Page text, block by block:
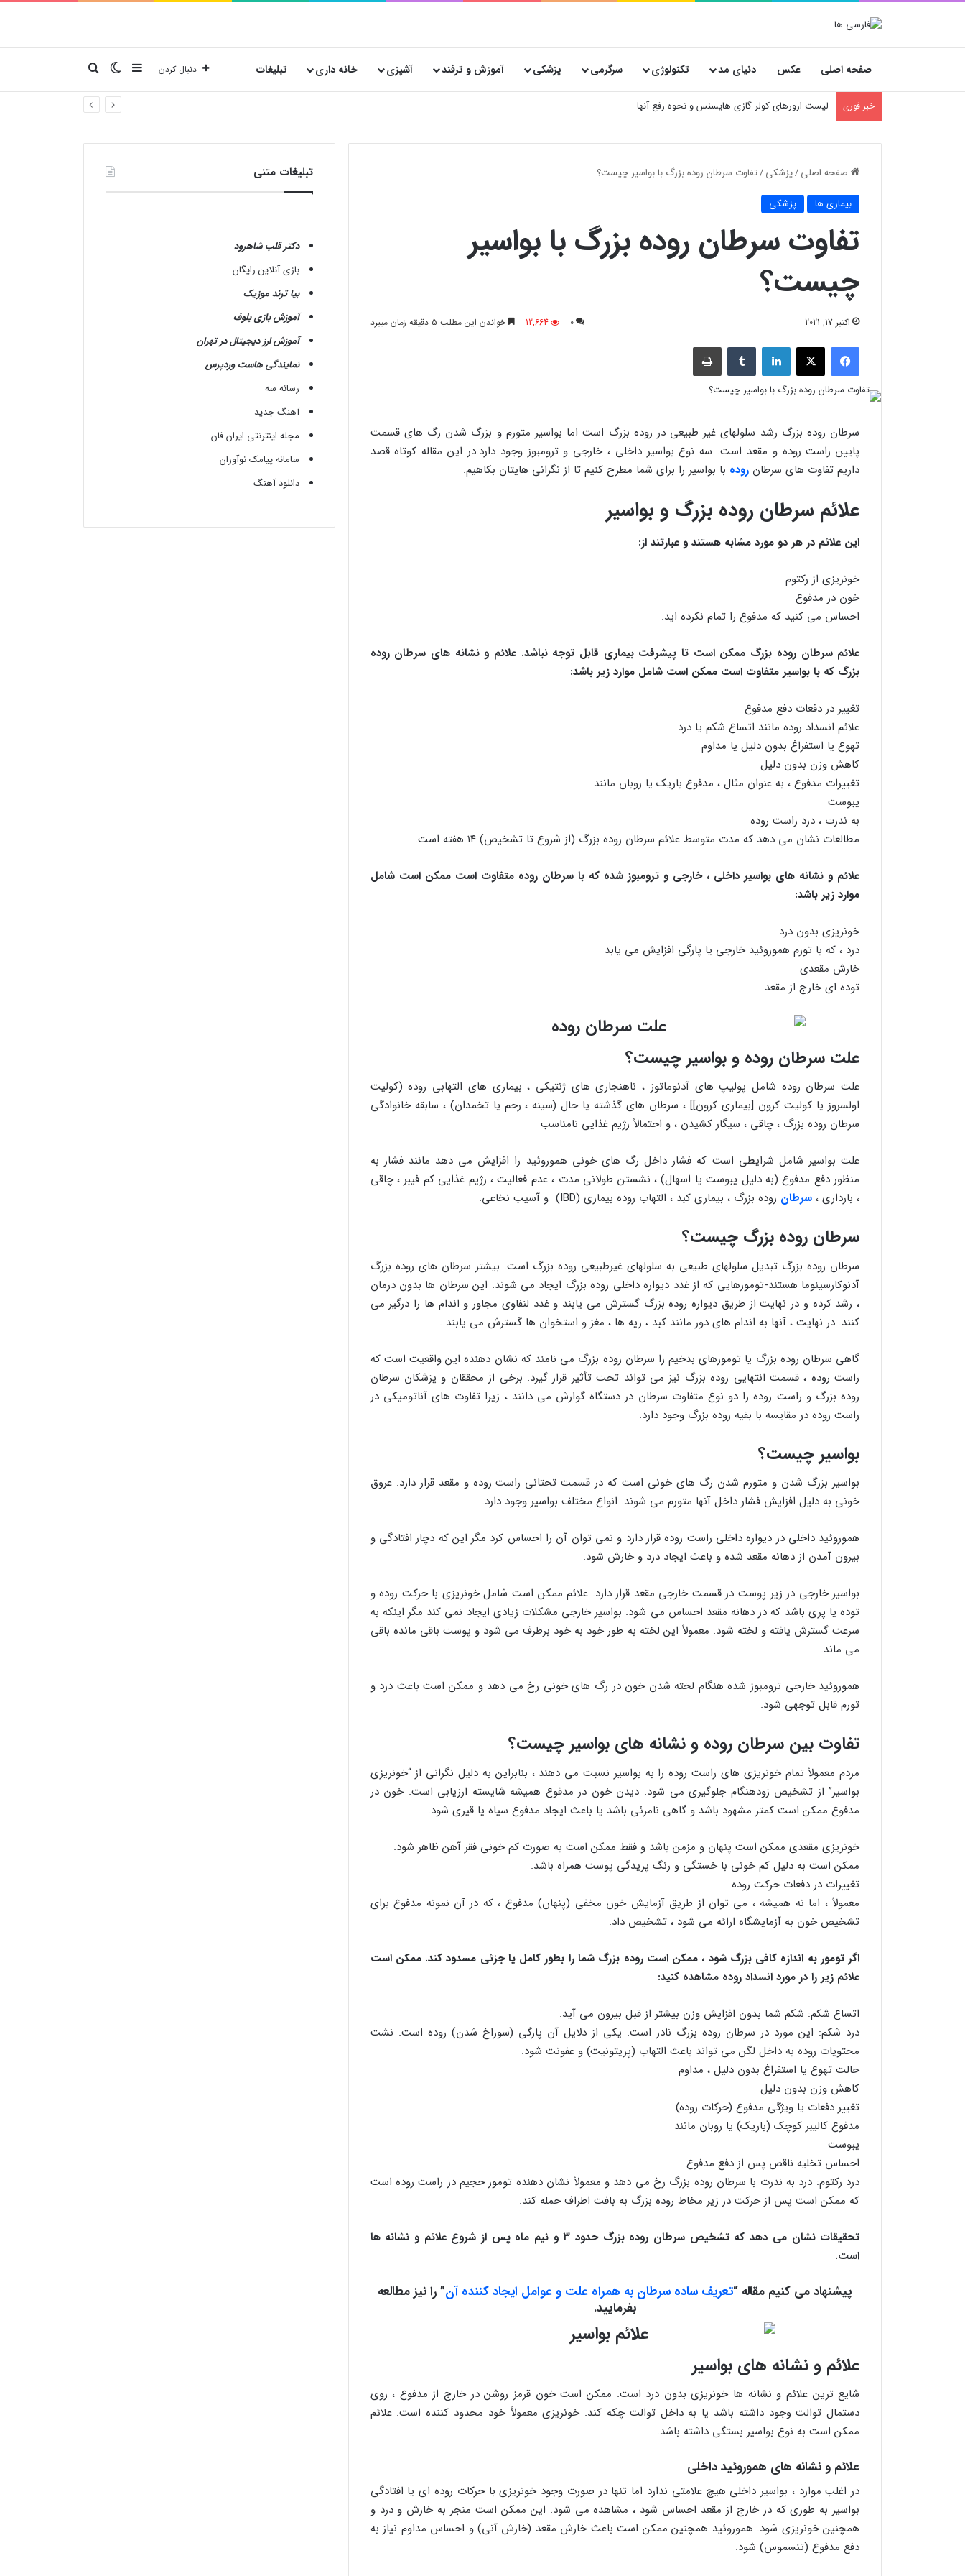
صفحه اصلی عکس دنیای مد تکنولوژی سرگرمی پزشکی آموزش و ترفند آشپزی خانه داری تبلیغات دنبال کردن نوارکناریتغییر پوسته
جستجو برای
خبر فوری آموزش تعویض فیلتر کولر گازی جنرال مکس
صفحه اصلی/پزشکی/تفاوت سرطان روده بزرگ با بواسیر چیست؟
بیماری ها پزشکی
تفاوت سرطان روده بزرگ با بواسیر
چیست؟
اکتبر 17, 2021 0
12,664 خواندن این مطلب 5 دقیقه زمان میبرد
فیسبوک X لینکدین ‫تامبلر چاپ
سرطان روده بزرگ رشد سلولهای غیر طبیعی در روده بزرگ است اما بواسیر متورم و بزرگ شدن رگ های قسمت
پایین راست روده و مقعد است. سه نوع بواسیر داخلی ، خارجی و ترومبوز وجود دارد.در این مقاله کوتاه قصد
داریم تفاوت های سرطان روده با بواسیر را برای شما مطرح کنیم تا از نگرانی هایتان بکاهیم.
علائم سرطان روده بزرگ و بواسیر
این علائم در هر دو مورد مشابه هستند و عبارتند از:
خونریزی از رکتوم
خون در مدفوع
احساس می کنید که مدفوع را تمام نکرده اید.
علائم سرطان روده بزرگ ممکن است تا پیشرفت بیماری قابل توجه نباشد. علائم و نشانه های سرطان روده
بزرگ که با بواسیر متفاوت است ممکن است شامل موارد زیر باشد:
تغییر در دفعات دفع مدفوع
علائم انسداد روده مانند اتساع شکم یا درد
تهوع یا استفراغ بدون دلیل یا مداوم
کاهش وزن بدون دلیل
تغییرات مدفوع ، به عنوان مثال ، مدفوع باریک یا روبان مانند
یبوست
به ندرت ، درد راست روده
مطالعات نشان می دهد که مدت متوسط ​​علائم سرطان روده بزرگ (از شروع تا تشخیص) ۱۴ هفته است.
علائم و نشانه های بواسیر داخلی ، خارجی و ترومبوز شده که با سرطان روده متفاوت است ممکن است شامل
موارد زیر باشد:
خونریزی بدون درد
درد ، که با تورم هموروئید خارجی یا پارگی افزایش می یابد
خارش مقعدی
توده ای خارج از مقعد
علت سرطان روده و بواسیر چیست؟
علت سرطان روده شامل پولیپ های آدنوماتوز ، ناهنجاری های ژنتیکی ، بیماری های التهابی روده (کولیت
اولسروز یا کولیت کرون [بیماری کرون]] ، سرطان های گذشته یا حال (سینه ، رحم یا تخمدان) ، سابقه خانوادگی
سرطان روده بزرگ ، چاقی ، سیگار کشیدن ، و احتمالاً رژیم غذایی نامناسب
علت بواسیر شامل شرایطی است که فشار داخل رگ های خونی هموروئید را افزایش می دهد مانند فشار به
منظور دفع مدفوع (به دلیل یبوست یا اسهال) ، نشستن طولانی مدت ، عدم فعالیت ، رژیم غذایی کم فیبر ، چاقی
، بارداری ، سرطان روده بزرگ ، بیماری کبد ، التهاب روده بیماری (IBD) و آسیب نخاعی.
سرطان روده بزرگ چیست؟
سرطان روده بزرگ تبدیل سلولهای طبیعی به سلولهای غیرطبیعی روده بزرگ است. بیشتر سرطان های روده بزرگ
آدنوکارسینوما هستند-تومورهایی که از غدد دیواره داخلی روده بزرگ ایجاد می شوند. این سرطان ها بدون درمان
، رشد کرده و در نهایت از طریق دیواره روده بزرگ گسترش می یابند و غدد لنفاوی مجاور و اندام ها را درگیر می
کنند. در نهایت ، آنها به اندام های دور مانند کبد ، ریه ها ، مغز و استخوان ها گسترش می یابند .
گاهی سرطان روده بزرگ یا تومورهای بدخیم را سرطان روده بزرگ می نامند که نشان دهنده این واقعیت است که
راست روده ، قسمت انتهایی روده بزرگ نیز می تواند تحت تأثیر قرار گیرد. برخی از محققان و پزشکان سرطان
روده بزرگ و راست روده را دو نوع متفاوت سرطان در دستگاه گوارش می دانند ، زیرا تفاوت های آناتومیکی در
راست روده در مقایسه با بقیه روده بزرگ وجود دارد.
بواسیر چیست؟
بواسیر بزرگ شدن و متورم شدن رگ های خونی است که در قسمت تحتانی راست روده و مقعد قرار دارد. عروق
خونی به دلیل افزایش فشار داخل آنها متورم می شوند. انواع مختلف بواسیر وجود دارد.
هموروئید داخلی در دیواره داخلی راست روده قرار دارد و نمی توان آن را احساس کرد مگر این که دچار افتادگی و
بیرون آمدن از دهانه مقعد شده و باعث ایجاد درد و خارش شود.
بواسیر خارجی در زیر پوست در قسمت خارجی مقعد قرار دارد. علائم ممکن است شامل خونریزی با حرکت روده و
توده یا پری باشد که در دهانه مقعد احساس می شود. بواسیر خارجی مشکلات زیادی ایجاد نمی کند مگر اینکه به
سرعت گسترش یافته و لخته شود. معمولاً این لخته به طور خود به خود برطرف می شود و پوست باقی مانده باقی
می ماند.
هموروئید خارجی ترومبوز شده هنگام لخته شدن خون در رگ های خونی رخ می دهد و ممکن است باعث درد و
تورم قابل توجهی شود.
تفاوت بین سرطان روده و نشانه های بواسیر چیست؟
مردم معمولاً تمام خونریزی های راست روده را به بواسیر نسبت می دهند ، بنابراین به دلیل نگرانی از “خونریزی
بواسیر” از تشخیص زودهنگام جلوگیری می شود. دیدن خون در مدفوع همیشه شایسته ارزیابی است. خون در
مدفوع ممکن است کمتر مشهود باشد و گاهی نامرئی باشد یا باعث ایجاد مدفوع سیاه یا قیری شود.
خونریزی مقعدی ممکن است پنهان و مزمن باشد و فقط ممکن است به صورت کم خونی فقر آهن ظاهر شود.
ممکن است به دلیل کم خونی با خستگی و رنگ پریدگی پوست همراه باشد.
تغییرات در دفعات حرکت روده
معمولاً ، اما نه همیشه ، می توان از طریق آزمایش خون مخفی (پنهان) مدفوع ، که در آن نمونه مدفوع برای
تشخیص خون به آزمایشگاه ارائه می شود ، تشخیص داد.
اگر تومور به اندازه کافی بزرگ شود ، ممکن است روده بزرگ شما را بطور کامل یا جزئی مسدود کند. ممکن است
علائم زیر را در مورد انسداد روده مشاهده کنید:
اتساع شکم: شکم شما بدون افزایش وزن بیشتر از قبل بیرون می آید.
درد شکم: این مورد در سرطان روده بزرگ نادر است. یکی از دلایل آن پارگی (سوراخ شدن) روده است. نشت
محتویات روده به داخل لگن می تواند باعث التهاب (پریتونیت) و عفونت شود.
حالت تهوع یا استفراغ بدون دلیل ، مداوم
کاهش وزن بدون دلیل
تغییر دفعات یا ویژگی مدفوع (حرکات روده)
مدفوع کالیبر کوچک (باریک) یا روبان مانند
یبوست
احساس تخلیه ناقص پس از دفع مدفوع
درد رکتوم: درد به ندرت با سرطان روده بزرگ رخ می دهد و معمولاً نشان دهنده تومور حجیم در راست روده است
که ممکن است پس از حرکت در زیر مخاط روده بزرگ به بافت اطراف حمله کند.
تحقیقات نشان می دهد که تشخیص سرطان روده بزرگ حدود ۳ و نیم ماه پس از شروع علائم و نشانه ها
است.
پیشنهاد می کنیم مقاله “تعریف ساده سرطان به همراه علت و عوامل ایجاد کننده آن”را نیز مطالعه
بفرمایید.
علائم و نشانه های بواسیر
شایع ترین علائم و نشانه ها خونریزی بدون درد است. ممکن است خون قرمز روشن در خارج از مدفوع ، روی
دستمال توالت وجود داشته باشد یا به داخل توالت چکه کند. خونریزی معمولاً خود محدود کننده است. علائم
ممکن است به نوع بواسیر بستگی داشته باشد.
علائم و نشانه های هموروئید داخلی
در اغلب موارد ، بواسیر داخلی هیچ علامتی ندارد اما تنها در صورت وجود خونریزی با حرکات روده ای یا افتادگی
بواسیر به طوری که در خارج از مقعد احساس شود ، مشاهده می شود. این ممکن است منجر به خارش و درد و
همچنین خونریزی شود. هموروئید همچنین ممکن است باعث خارش مقعد (خارش آنی) و احساس مداوم نیاز به
دفع مدفوع (تنسموس) شود.
تبلیغات متنی
دکتر قلب شاهرود
بازی آنلاین رایگان
بیا ترند موزیک
آموزش بازی بلوف
آموزش ارز دیجیتال در تهران
نمایندگی هاست وردپرس
رسانه سه
آهنگ جدید
مجله اینترنتی ایران فان
سامانه پیامک نوآوران
دانلود آهنگ